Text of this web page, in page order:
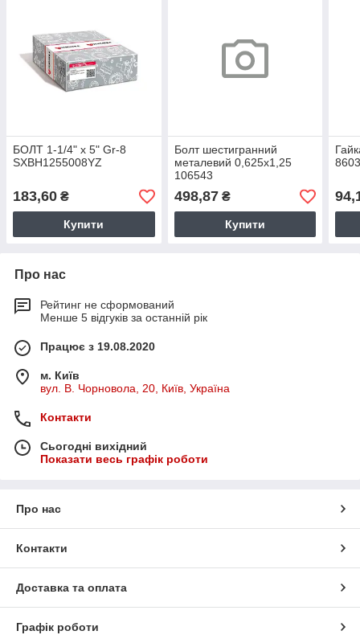
БОЛТ 1-1/4" x 5" Gr-8
SXBH1255008YZ
183,60 ₴
Купити
Болт шестигранний
металевий 0,625х1,25
106543
498,87₴
Купити
Про нас
Рейтинг не сформований
Менше 5 відгуків за останній рік
Працює з 19.08.2020
м. Київ
вул. В. Чорновола, 20, Київ, Україна
Контакти
Сьогодні вихідний
Показати весь графік роботи
Про нас
Контакти
Доставка та оплата
Графік роботи